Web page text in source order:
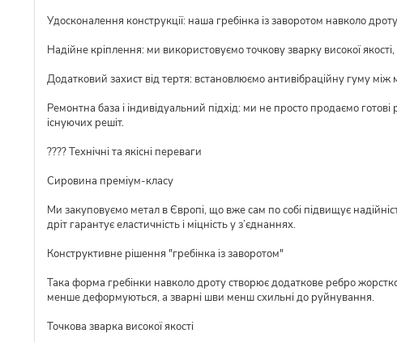
Удосконалення конструкції: наша гребінка із заворотом навколо
Надійне кріплення: ми використовуємо точкову зварку високої
Додатковий захист від тертя: встановлюємо антивібраційну гуму
Ремонтна база і індивідуальний підхід: ми не просто продаємо
існуючих решіт.
???? Технічні та якісні переваги
Сировина преміум-класу
Ми закуповуємо метал в Європі, що вже сам по собі підвищує
дріт гарантує еластичність і міцність у з’єднаннях.
Конструктивне рішення "гребінка із заворотом"
Така форма гребінки навколо дроту створює додаткове ребро
менше деформуються, а зварні шви менш схильні до руйнування.
Точкова зварка високої якості